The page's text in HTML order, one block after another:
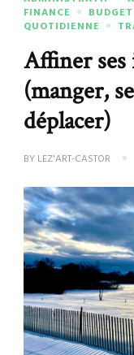
FINANCE
QUOTIDIENNE
Affiner ses
(manger,
déplacer)
BY LEZ'ART-CASTOR